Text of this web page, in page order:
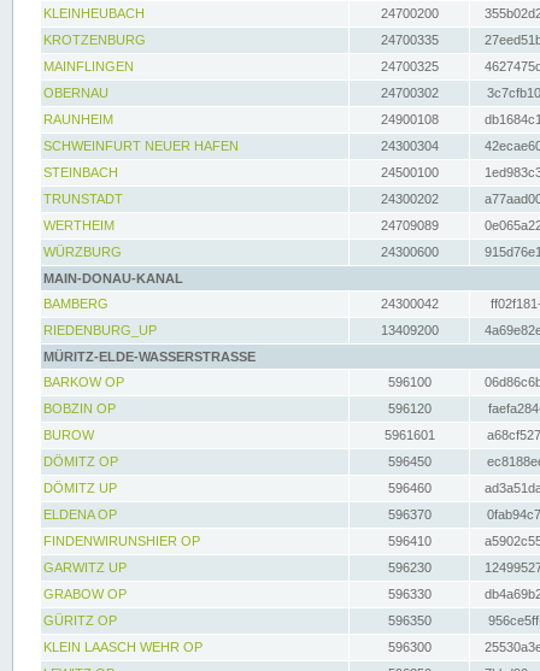
KLEINHEUBACH 24700200
KROTZENBURG
24700335
MAINFLINGEN
24700325
OBERNAU
24700302
RAUNHEIM
24900108
SCHWEINFURT NEUER HAFEN
24300304
STEINBACH
24500100
TRUNSTADT
24300202
WERTHEIM
24709089
WÜRZBURG
24300600
MAIN-DONAU-KANAL
BAMBERG
24300042
RIEDENBURG_UP
13409200
MÜRITZ-ELDE-WASSERSTRASSE
BARKOW OP
596100
BOBZIN OP
596120
BUROW
5961601
DÖMITZ OP
596450
DÖMITZ UP
596460
ELDENA OP
596370
FINDENWIRUNSHIER OP
596410
GARWITZ UP
596230
GRABOW OP
596330
GÜRITZ OP
596350
KLEIN LAASCH WEHR OP
596300